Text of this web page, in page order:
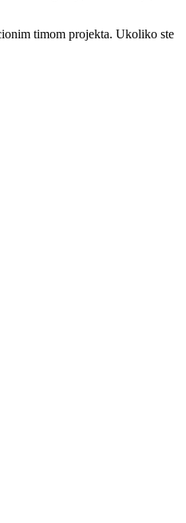
timom projekta. Ukoliko ste